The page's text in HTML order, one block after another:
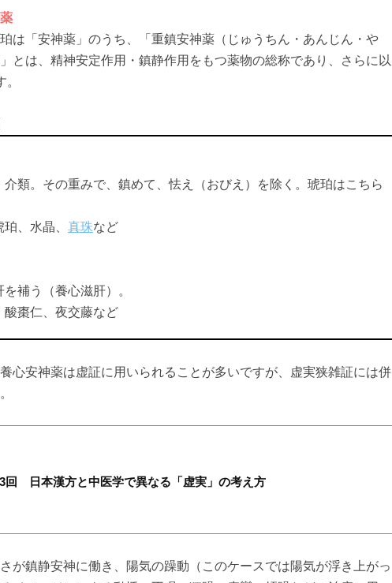
は「安神薬」のうち、「重鎮安神薬（じゅうちん・あんじん・や
とは、精神安定作用・鎮静作用をもつ薬物の総称であり、さらに以
類。その重みで、鎮めて、怯え（おびえ）を除く。琥珀はこちら
珀、水晶、 真珠など
補う（養心滋肝）。
酸棗仁、夜交藤など
心安神薬は虚証に用いられることが多いですが、虚実狭雑証には併
回 日本漢方と中医学で異なる「虚実」の考え方
が鎮静安神に働き、陽気の躁動（このケースでは陽気が浮き上がっ